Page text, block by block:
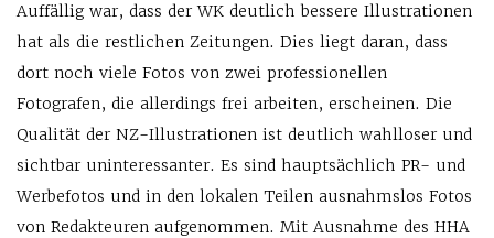
Auffällig war, dass der WK deutlich bessere Illustrationen
hat als die restlichen Zeitungen. Dies liegt daran, dass
dort noch viele Fotos von zwei professionellen
Fotografen, die allerdings frei arbeiten, erscheinen. Die
Qualität der NZ-Il­lust­ra­tio­nen ist deutlich wahlloser und
sichtbar uninteressanter. Es sind hauptsächlich PR- und
Werbefotos und in den lokalen Teilen ausnahmslos Fotos
von Redakteuren aufgenommen. Mit Ausnahme des HHA